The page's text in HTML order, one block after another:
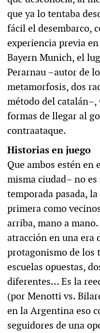
que ya lo tentaba
fácil el desembarco,
experiencia previa
Bayern Munich, el
Perarnau –autor de
metamorfosis, dos
método del
formas de llegar al
contraataque.
Historias en juego
Que ambos estén
misma ciudad– no
temporada pasada,
primera como
arriba, mano a
atracción en una era
protagonismo de los
escuelas opuestas,
diferentes… Es la
(por Menotti vs.
en la Argentina eso
seguidores de una